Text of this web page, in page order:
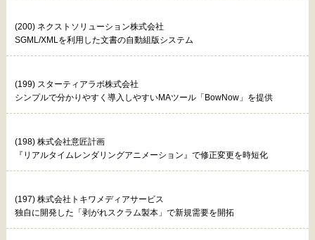
(200) ネクストソリューション株式会社
SGML/XMLを利用した文書の自動組版システム
(199) スターティアラボ株式会社
シンプルで分かりやすく導入しやすいMAツール「BowNow」を提供
(198) 株式会社意匠計画
『リアルタイムレンダリングアニメーション』で修正変更を時短化
(197) 株式会社トキワメディアサービス
独自に開発した「剥がれスクラム製本」で新規需要を開拓